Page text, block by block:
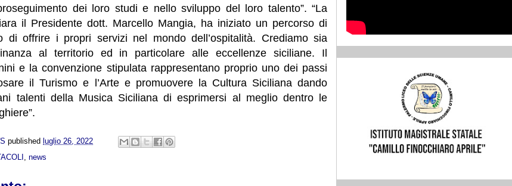
dei loro studi e nello sviluppo del loro talento”. “La
il Presidente dott. Marcello Mangia, ha iniziato un percorso di
di offrire i propri servizi nel mondo dell’ospitalità. Crediamo sia
al territorio ed in particolare alle eccellenze siciliane. Il
e la convenzione stipulata rappresentano proprio uno dei passi
il Turismo e l’Arte e promuovere la Cultura Siciliana dando
talenti della Musica Siciliana di esprimersi al meglio dentro le
published luglio 26, 2022
news